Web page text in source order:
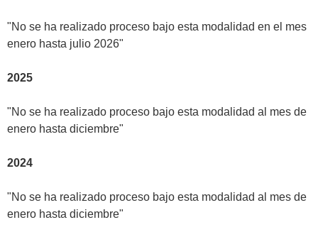
"No se ha realizado proceso bajo esta modalidad en el mes
enero hasta julio 2026"
2025
"No se ha realizado proceso bajo esta modalidad al mes de
enero hasta diciembre"
2024
"No se ha realizado proceso bajo esta modalidad al mes de
enero hasta diciembre"